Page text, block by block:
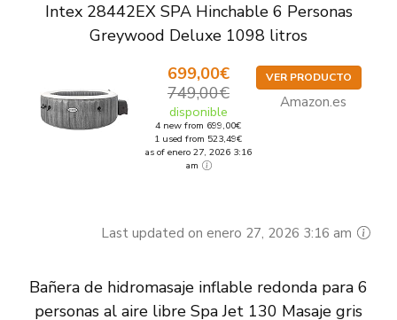
Intex 28442EX SPA Hinchable 6 Personas
Greywood Deluxe 1098 litros
699,00€
749,00€
disponible
4 new from 699,00€
1 used from 523,49€
as of enero 27, 2026 3:16
am
VER PRODUCTO
Amazon.es
Last updated on enero 27, 2026 3:16 am
Bañera de hidromasaje inflable redonda para 6
personas al aire libre Spa Jet 130 Masaje gris